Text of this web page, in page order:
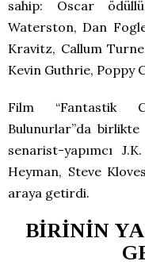
sahip: Oscar
Waterston, Dan
Kravitz, Callum
Kevin Guthrie, Poppy
Film “Fantastik
Bulunurlar”da birlikte
senarist-yapımcı
Heyman, Steve
araya getirdi.
BİRİNİN